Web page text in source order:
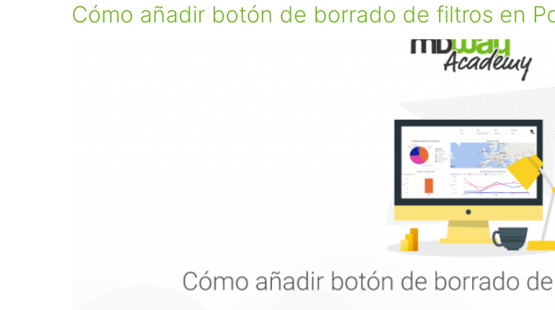
Cómo añadir botón de borrado de filtros en